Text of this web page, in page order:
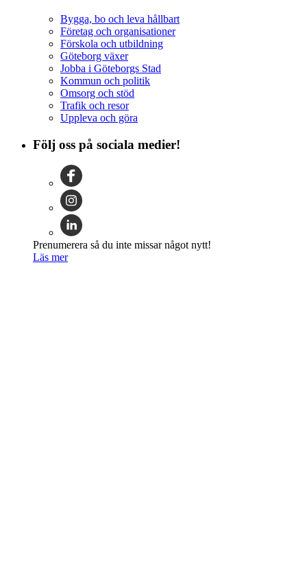
Bygga, bo och leva hållbart
Företag och organisationer
Förskola och utbildning
Göteborg växer
Jobba i Göteborgs Stad
Kommun och politik
Omsorg och stöd
Trafik och resor
Uppleva och göra
Följ oss på sociala medier!
Prenumerera så du inte missar något nytt!
Läs mer